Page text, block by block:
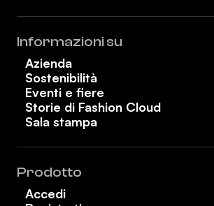
Informazioni su
Azienda
Sostenibilità
Eventi e fiere
Storie di Fashion Cloud
Sala stampa
Prodotto
Accedi